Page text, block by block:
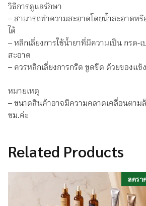
วิธีการดูแลรักษา
– สามารถทำความสะอาดโดยน้ำสะอาดห
ได้
– หลีกเลี่ยงการใช้น้ำยาที่มีความเป็น กรด-
สะอาด
– ควรหลีกเลี่ยงการกรีด ขูดขีด ด้วยของแ
หมายเหตุ
– ขนาดสินค้าอาจมีความคลาดเคลื่อนตาม
ซม.ค่ะ
Related Products
ลดรา